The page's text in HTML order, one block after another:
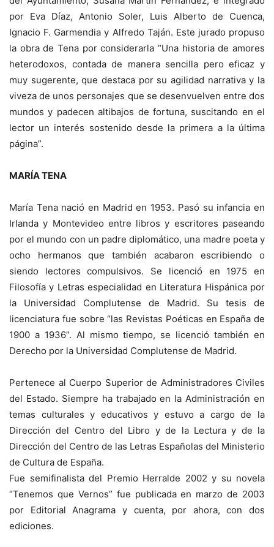
por Eva Díaz, Antonio Soler, Luis Alberto de Cuenca,
Ignacio F. Garmendia y Alfredo Taján. Este jurado propuso
la obra de Tena por considerarla “Una historia de amores
heterodoxos, contada de manera sencilla pero eficaz y
muy sugerente, que destaca por su agilidad narrativa y la
viveza de unos personajes que se desenvuelven entre dos
mundos y padecen altibajos de fortuna, suscitando en el
lector un interés sostenido desde la primera a la última
página”.
MARÍA TENA
María Tena nació en Madrid en 1953. Pasó su infancia en
Irlanda y Montevideo entre libros y escritores paseando
por el mundo con un padre diplomático, una madre poeta y
ocho hermanos que también acabaron escribiendo o
siendo lectores compulsivos. Se licenció en 1975 en
Filosofía y Letras especialidad en Literatura Hispánica por
la Universidad Complutense de Madrid. Su tesis de
licenciatura fue sobre “las Revistas Poéticas en España de
1900 a 1936”. Al mismo tiempo, se licenció también en
Derecho por la Universidad Complutense de Madrid.
Pertenece al Cuerpo Superior de Administradores Civiles
del Estado. Siempre ha trabajado en la Administración en
temas culturales y educativos y estuvo a cargo de la
Dirección del Centro del Libro y de la Lectura y de la
Dirección del Centro de las Letras Españolas del Ministerio
de Cultura de España.
Fue semifinalista del Premio Herralde 2002 y su novela
“Tenemos que Vernos” fue publicada en marzo de 2003
por Editorial Anagrama y cuenta, por ahora, con dos
ediciones.